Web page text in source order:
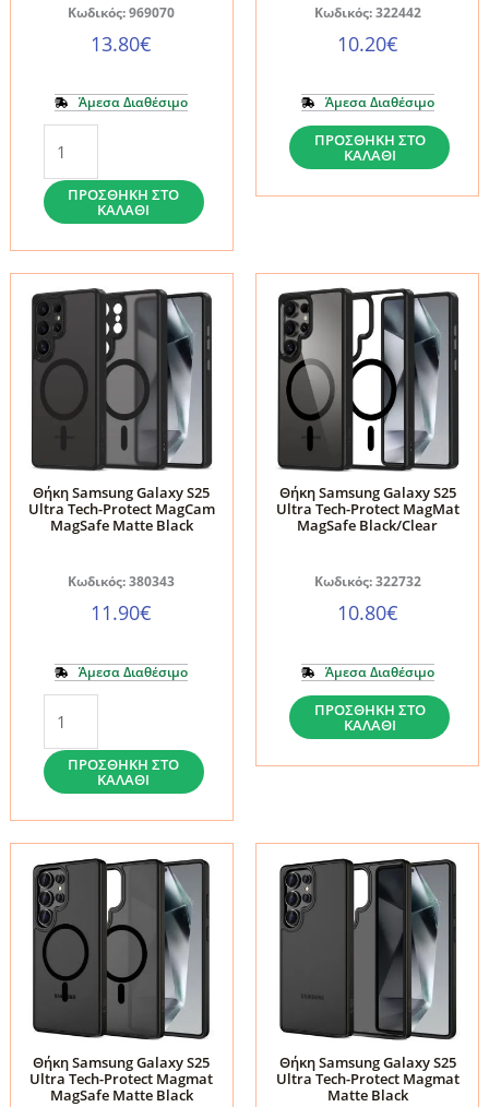
Κωδικός: 969070
13.80€
Άμεσα Διαθέσιμο
Galaxy
S25
Ultra
Ringke
Fusion
Bold
Black
ποσότητα
ΠΡΟΣΘΉΚΗ ΣΤΟ
ΚΑΛΆΘΙ
Κωδικός: 322442
10.20€
Άμεσα Διαθέσιμο
TECH-
PROTECT
DEFENSE
S25
ULTRA
BLACK
ποσότητα
ΠΡΟΣΘΉΚΗ ΣΤΟ
ΚΑΛΆΘΙ
Θήκη Samsung Galaxy S25
Ultra Tech-Protect MagCam
MagSafe Matte Black
Κωδικός: 380343
11.90€
Άμεσα Διαθέσιμο
Samsung
Galaxy
S25
Ultra
Tech-
Protect
MagCam
MagSafe
Matte
Black
ποσότητα
ΠΡΟΣΘΉΚΗ ΣΤΟ
ΚΑΛΆΘΙ
Θήκη Samsung Galaxy S25
Ultra Tech-Protect MagMat
MagSafe Black/Clear
Κωδικός: 322732
10.80€
Άμεσα Διαθέσιμο
Θήκη
Samsung
Galaxy
Tech-
Protect
MagMat
MagSafe
ποσότητα
ΠΡΟΣΘΉΚΗ ΣΤΟ
ΚΑΛΆΘΙ
Θήκη Samsung Galaxy S25
Ultra Tech-Protect Magmat
MagSafe Matte Black
Θήκη Samsung Galaxy S25
Ultra Tech-Protect Magmat
Matte Black